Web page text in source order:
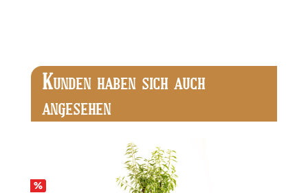
Produktgalerie überspringen
KUNDEN HABEN SICH AUCH
ANGESEHEN
%